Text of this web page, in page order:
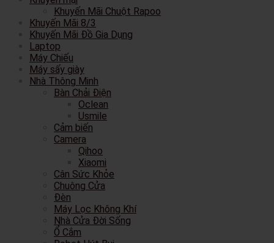
Khuyến Mãi Chuột Rapoo
Khuyến Mãi 8/3
Khuyến Mãi Đồ Gia Dụng
Laptop
Máy Chiếu
Máy sấy giày
Nhà Thông Minh
Bàn Chải Điện
Oclean
Usmile
Cảm biến
Camera
Qihoo
Xiaomi
Cân Sức Khỏe
Chuông Cửa
Đèn
Máy Lọc Không Khí
Nhà Cửa Đời Sống
Ổ Cắm